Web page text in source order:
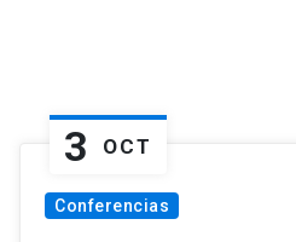
3 OCT
Conferencias